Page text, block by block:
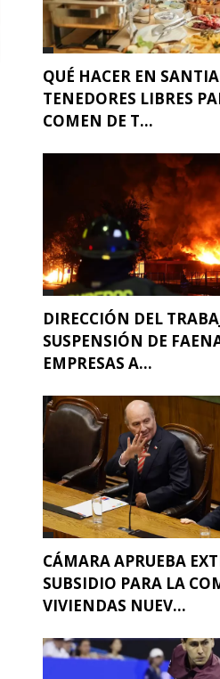
QUÉ HACER EN
TENEDORES LIBRES
COMEN DE T...
DIRECCIÓN DEL
SUSPENSIÓN DE
EMPRESAS A...
CÁMARA APRUEBA
SUBSIDIO PARA LA
VIVIENDAS NUEV...